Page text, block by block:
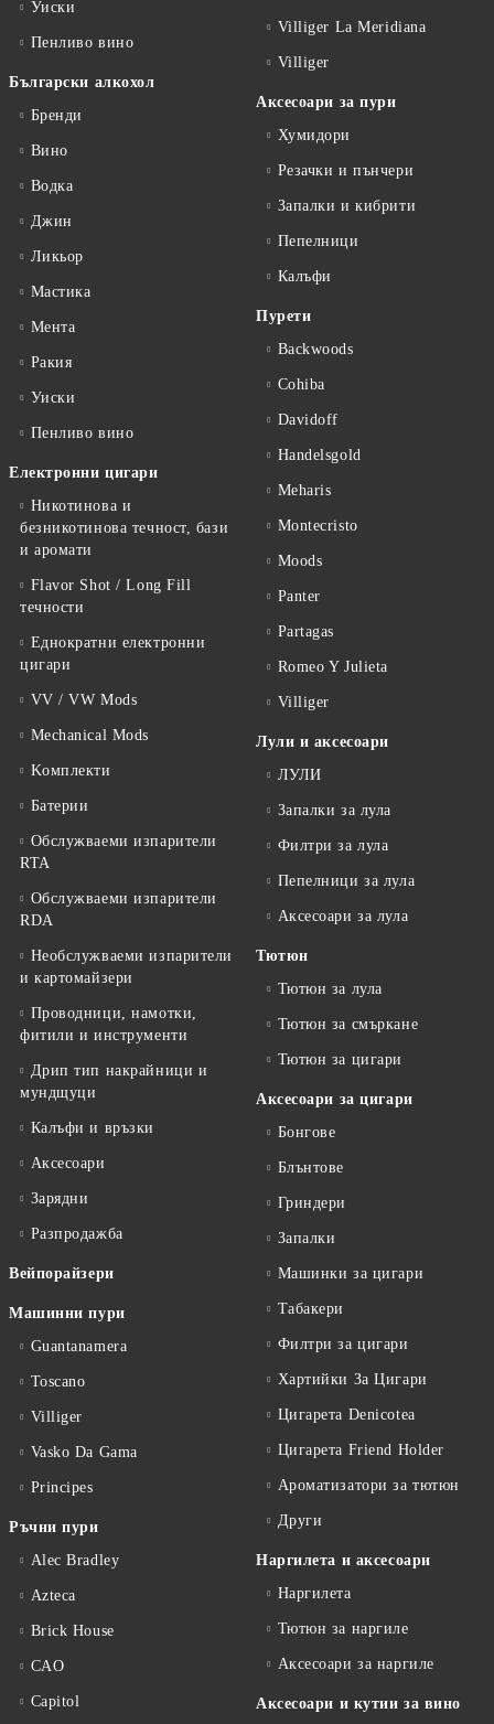
Уиски
Пенливо вино
Български алкохол
Бренди
Вино
Водка
Джин
Ликьор
Мастика
Мента
Ракия
Уиски
Пенливо вино
Електронни цигари
Никотинова и
безникотинова течност, бази
и аромати
Flavor Shot / Long Fill
течности
Еднократни електронни
цигари
VV / VW Mods
Mechanical Mods
Kомплекти
Батерии
Обслужваеми изпарители
RTA
Обслужваеми изпарители
RDA
Необслужваеми изпарители
и картомайзери
Проводници, намотки,
фитили и инструменти
Дрип тип накрайници и
мундщуци
Калъфи и връзки
Аксесоари
Зарядни
Разпродажба
Вейпорайзери
Машинни пури
Guantanamera
Toscano
Villiger
Vasko Da Gama
Principes
Ръчни пури
Alec Bradley
Azteca
Brick House
CAO
Capitol
Villiger La Meridiana
Villiger
Аксесоари за пури
Хумидори
Резачки и пънчери
Запалки и кибрити
Пепелници
Калъфи
Пурети
Backwoods
Cohiba
Davidoff
Handelsgold
Meharis
Montecristo
Moods
Panter
Partagas
Romeo Y Julieta
Villiger
Лули и аксесоари
ЛУЛИ
Запалки за лула
Филтри за лула
Пепелници за лула
Аксесоари за лула
Тютюн
Тютюн за лула
Тютюн за смъркане
Тютюн за цигари
Аксесоари за цигари
Бонгове
Блънтове
Гриндери
Запалки
Машинки за цигари
Табакери
Филтри за цигари
Хартийки За Цигари
Цигарета Denicotea
Цигарета Friend Holder
Ароматизатори за тютюн
Други
Наргилета и аксесоари
Наргилета
Тютюн за наргиле
Аксесоари за наргиле
Аксесоари и кутии за вино